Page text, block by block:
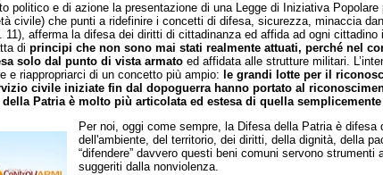
politico e di azione la presentazione di una Legge di Iniziativa Popolare
civile) che punti a ridefinire i concetti di difesa, sicurezza, minaccia
11), afferma la difesa dei diritti di cittadinanza ed affida ad ogni cittadino
di principi che non sono mai stati realmente attuati, perché nel
solo dal punto di vista armato ed affidata alle strutture militari.
e riappropriarci di un concetto più ampio:
le grandi lotte per il
civile iniziate fin dal dopoguerra hanno portato al
Patria è molto più articolata ed estesa di quella
Per noi, oggi come sempre, la Difesa della Patria è difesa
dell'ambiente, del territorio, dei diritti, della dignità, della
“difendere” davvero questi beni comuni servono strumenti
suggeriti dalla nonviolenza.